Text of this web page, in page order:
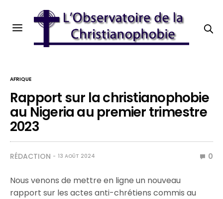
AFRIQUE
Rapport sur la christianophobie
au Nigeria au premier trimestre
2023
RÉDACTION 13 AOÛT 2024 0
Nous venons de mettre en ligne un nouveau
rapport sur les actes anti-chrétiens commis au